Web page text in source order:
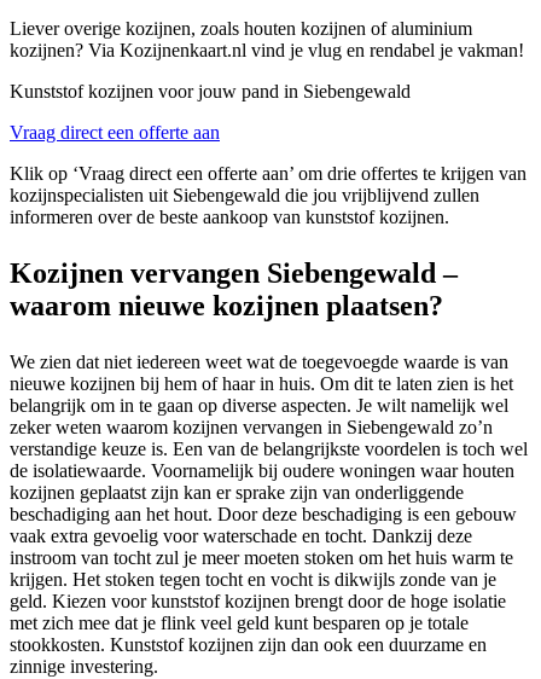
Liever overige kozijnen, zoals houten kozijnen of aluminium
kozijnen? Via Kozijnenkaart.nl vind je vlug en rendabel je vakman!
Kunststof kozijnen voor jouw pand in Siebengewald
Vraag direct een offerte aan
Klik op ‘Vraag direct een offerte aan’ om drie offertes te krijgen van
kozijnspecialisten uit Siebengewald die jou vrijblijvend zullen
informeren over de beste aankoop van kunststof kozijnen.
Kozijnen vervangen Siebengewald –
waarom nieuwe kozijnen plaatsen?
We zien dat niet iedereen weet wat de toegevoegde waarde is van
nieuwe kozijnen bij hem of haar in huis. Om dit te laten zien is het
belangrijk om in te gaan op diverse aspecten. Je wilt namelijk wel
zeker weten waarom kozijnen vervangen in Siebengewald zo’n
verstandige keuze is. Een van de belangrijkste voordelen is toch wel
de isolatiewaarde. Voornamelijk bij oudere woningen waar houten
kozijnen geplaatst zijn kan er sprake zijn van onderliggende
beschadiging aan het hout. Door deze beschadiging is een gebouw
vaak extra gevoelig voor waterschade en tocht. Dankzij deze
instroom van tocht zul je meer moeten stoken om het huis warm te
krijgen. Het stoken tegen tocht en vocht is dikwijls zonde van je
geld. Kiezen voor kunststof kozijnen brengt door de hoge isolatie
met zich mee dat je flink veel geld kunt besparen op je totale
stookkosten. Kunststof kozijnen zijn dan ook een duurzame en
zinnige investering.